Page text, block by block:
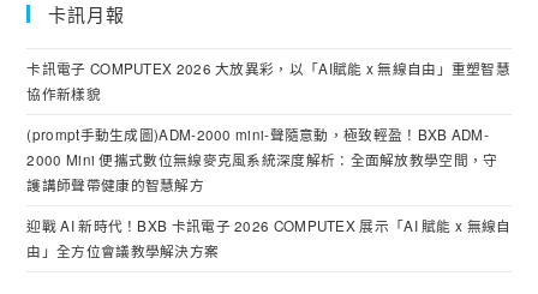
卡訊月報
卡訊電子 COMPUTEX 2026 大放異彩，以「AI賦能 x 無線自由」重塑智慧
協作新樣貌
(prompt手動生成圖)ADM-2000 mini-聲隨意動，極致輕盈！BXB ADM-
2000 Mini 便攜式數位無線麥克風系統深度解析：全面解放教學空間，守
護講師聲帶健康的智慧解方
迎戰 AI 新時代！BXB 卡訊電子 2026 COMPUTEX 展示「AI 賦能 x 無線自
由」全方位會議教學解決方案